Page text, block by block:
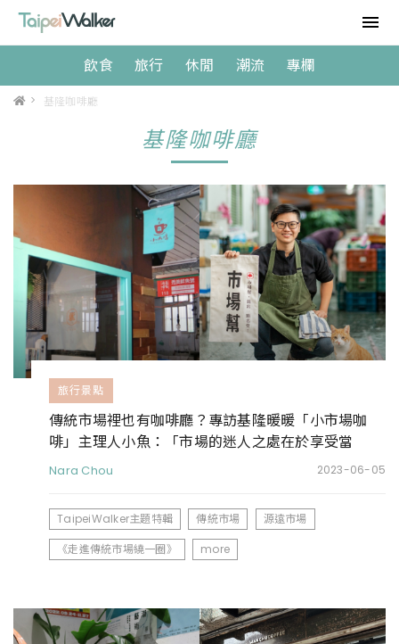
飲食 旅行 休閒 潮流 專欄
> 基隆咖啡廳
基隆咖啡廳
旅行景點
傳統市場裡也有咖啡廳？專訪基隆暖暖「小市場咖
啡」主理人小魚：「市場的迷人之處在於享受當
下。」
Nara Chou 2023-06-05
TaipeiWalker主題特輯 傳統市場
源遠市場
《走進傳統市場繞一圈》
more